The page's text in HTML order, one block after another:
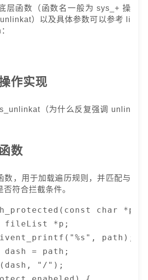
层函数（函数名一般为 sys_+ 操
）以及具体参数可以参考 li
作实现
（为什么反复强调 unlin
数
数，用于加载遍历规则，并匹配与
符合拦截条件。
char
fileList *p;
path);
dash = path;
"/");